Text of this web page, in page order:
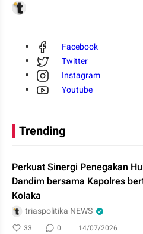
Facebook
Twitter
Instagram
Youtube
Trending
Perkuat Sinergi Penegakan
Dandim bersama Kapolres
Kolaka
triaspolitika NEWS
33 0 14/07/2026